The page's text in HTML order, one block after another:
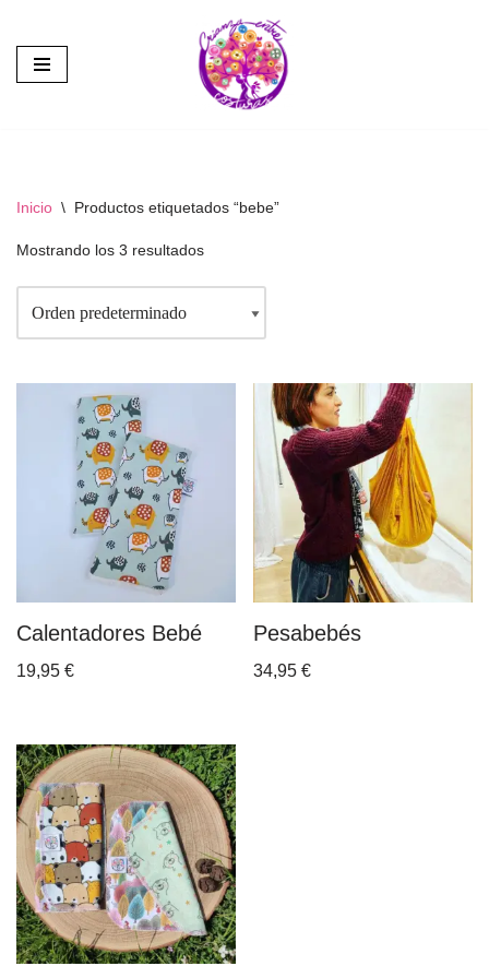
Saltar
al
Inicio \ Productos etiquetados “bebe”
Mostrando los 3 resultados
Calentadores Bebé
19,95 €
Pesabebés
34,95€